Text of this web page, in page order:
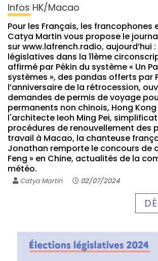
Infos HK/Macao
Pour les Français, les francophones
Catya Martin vous propose le
sur www.lafrench.radio, aujourd’hui
législatives dans la 11ème
affirmé par Pékin du système « Un
systèmes », des pandas offerts par
l’anniversaire de la rétrocession,
demandes de permis de voyage
permanents non chinois, Hong
l'architecte Ieoh Ming Pei,
procédures de renouvellement des
travail à Macao, la chanteuse
Jonathan remporte le concours de
Feng » en Chine, actualités de la
météo.
Catya Martin 02/07/2024